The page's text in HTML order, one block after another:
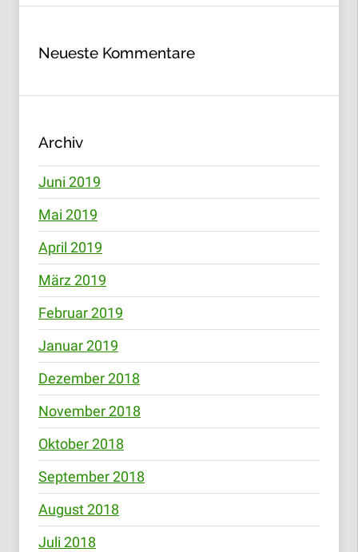
Neueste Kommentare
Archiv
Juni 2019
Mai 2019
April 2019
März 2019
Februar 2019
Januar 2019
Dezember 2018
November 2018
Oktober 2018
September 2018
August 2018
Juli 2018